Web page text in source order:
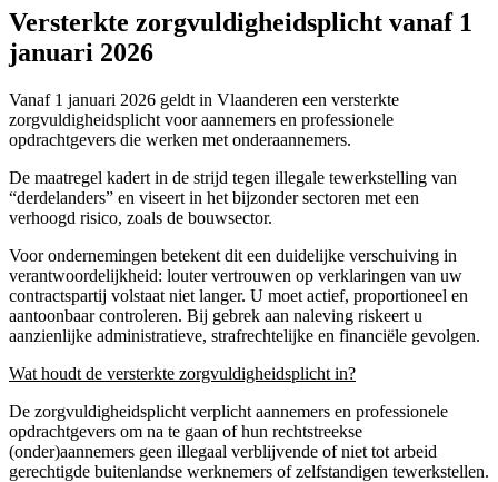
Versterkte zorgvuldigheidsplicht vanaf 1
januari 2026
Vanaf 1 januari 2026 geldt in Vlaanderen een versterkte
zorgvuldigheidsplicht voor aannemers en professionele
opdrachtgevers die werken met onderaannemers.
De maatregel kadert in de strijd tegen illegale tewerkstelling van
“derdelanders” en viseert in het bijzonder sectoren met een
verhoogd risico, zoals de bouwsector.
Voor ondernemingen betekent dit een duidelijke verschuiving in
verantwoordelijkheid: louter vertrouwen op verklaringen van uw
contractspartij volstaat niet langer. U moet actief, proportioneel en
aantoonbaar controleren. Bij gebrek aan naleving riskeert u
aanzienlijke administratieve, strafrechtelijke en financiële gevolgen.
Wat houdt de versterkte zorgvuldigheidsplicht in?
De zorgvuldigheidsplicht verplicht aannemers en professionele
opdrachtgevers om na te gaan of hun rechtstreekse
(onder)aannemers geen illegaal verblijvende of niet tot arbeid
gerechtigde buitenlandse werknemers of zelfstandigen tewerkstellen.